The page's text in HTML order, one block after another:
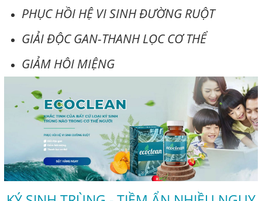
PHỤC HỒI HỆ VI SINH ĐƯỜNG RUỘT
GIẢI ĐỘC GAN-THANH LỌC CƠ THỂ
GIẢM HÔI MIỆNG